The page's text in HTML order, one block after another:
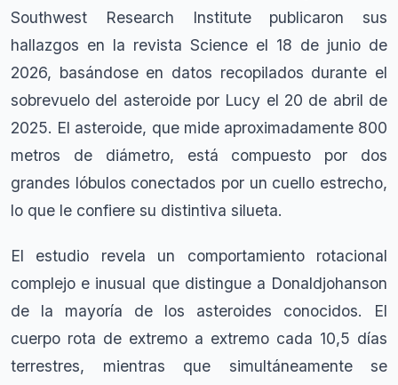
Southwest Research Institute publicaron sus
hallazgos en la revista Science el 18 de junio de
2026, basándose en datos recopilados durante el
sobrevuelo del asteroide por Lucy el 20 de abril de
2025. El asteroide, que mide aproximadamente 800
metros de diámetro, está compuesto por dos
grandes lóbulos conectados por un cuello estrecho,
lo que le confiere su distintiva silueta.
El estudio revela un comportamiento rotacional
complejo e inusual que distingue a Donaldjohanson
de la mayoría de los asteroides conocidos. El
cuerpo rota de extremo a extremo cada 10,5 días
terrestres, mientras que simultáneamente se